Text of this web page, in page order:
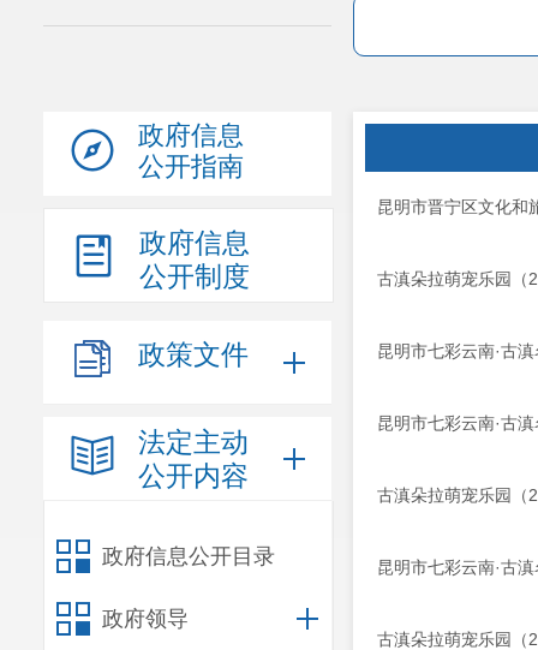
政府信息
公开指南
政府信息
公开制度
政策文件
法定主动
公开内容
政府信息公开目录
政府领导
昆明市晋宁区文化和
古滇朵拉萌宠乐园（
昆明市七彩云南·古
昆明市七彩云南·古
古滇朵拉萌宠乐园（
昆明市七彩云南·古
古滇朵拉萌宠乐园（